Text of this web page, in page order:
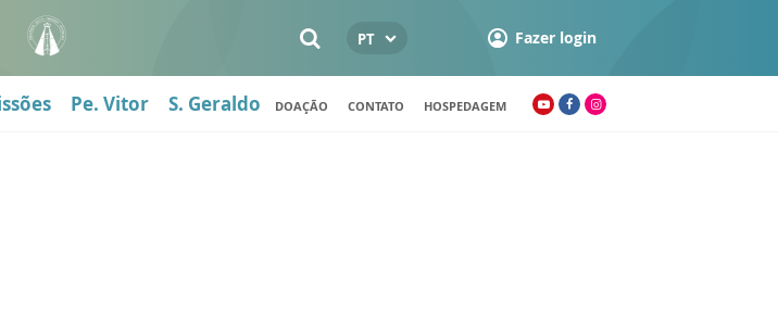
PT Fazer login
Pe. Vitor S. Geraldo DOAÇÃO CONTATO HOSPEDAGEM